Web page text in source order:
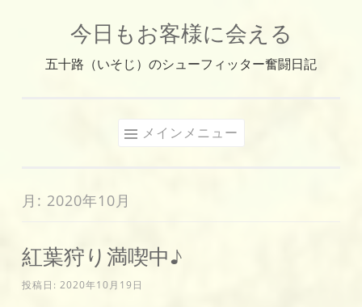
ッ
今日もお客様に会える
五十路（いそじ）のシューフィッター奮闘日記
メインメニュー
月: 2020年10月
紅葉狩り満喫中♪
投稿日: 2020年10月19日